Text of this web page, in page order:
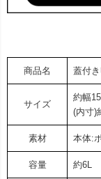
商品名 蓋付
サイズ
約幅
(内寸)
素材 本体:
容量 約6L